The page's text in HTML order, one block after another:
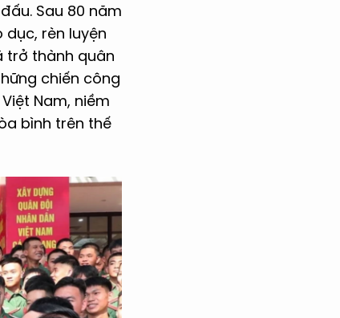
Sau 80 năm
rèn luyện
trở thành quân
chiến công
Nam, niềm
bình trên thế